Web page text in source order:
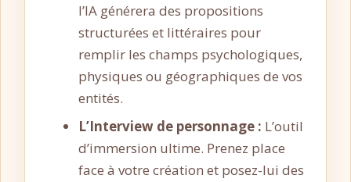
l’IA générera des propositions
structurées et littéraires pour
remplir les champs psychologiques,
physiques ou géographiques de vos
entités.
L’Interview de personnage : L’outil
d’immersion ultime. Prenez place
face à votre création et posez-lui des